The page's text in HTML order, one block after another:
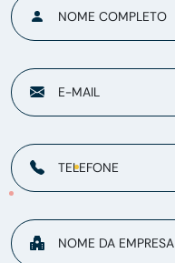
NOME COMPLETO
E-MAIL
TELEFONE
NOME DA EMPRESA